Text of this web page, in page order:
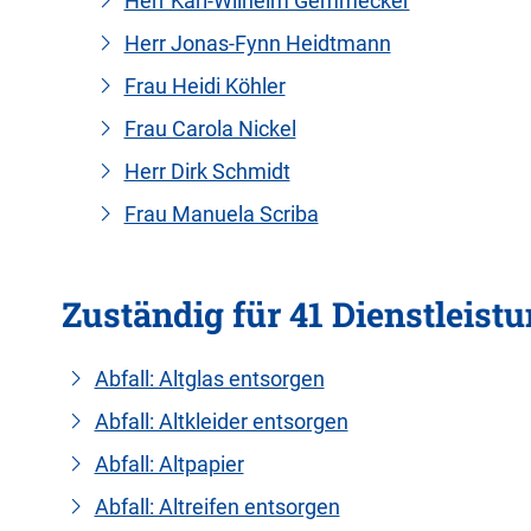
Herr Jonas-Fynn Heidtmann
Frau Heidi Köhler
Frau Carola Nickel
Herr Dirk Schmidt
Frau Manuela Scriba
Zuständig für 41
Abfall: Altglas entsorgen
Abfall: Altkleider entsorgen
Abfall: Altpapier
Abfall: Altreifen entsorgen